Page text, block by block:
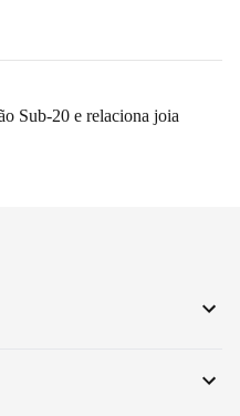
Sub-20 e relaciona joia